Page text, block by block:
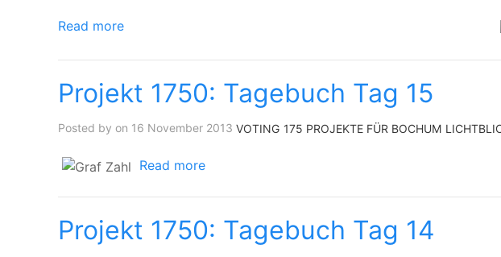
Read more
Projekt 1750: Tagebuch Tag 15
Posted by on 16 November 2013 VOTING 175 PROJEKTE FÜR BOCHUM
Read more
Projekt 1750: Tagebuch Tag 14